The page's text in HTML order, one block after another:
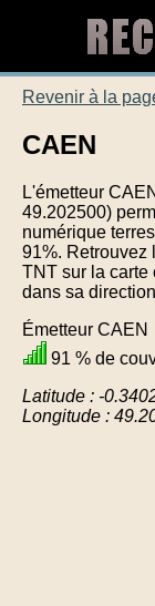
Revenir à la
CAEN
L'émetteur
49.202500)
numérique
91%. Retrouvez
TNT sur la carte
dans sa
Émetteur CAEN
91 % de
Latitude : -
Longitude :